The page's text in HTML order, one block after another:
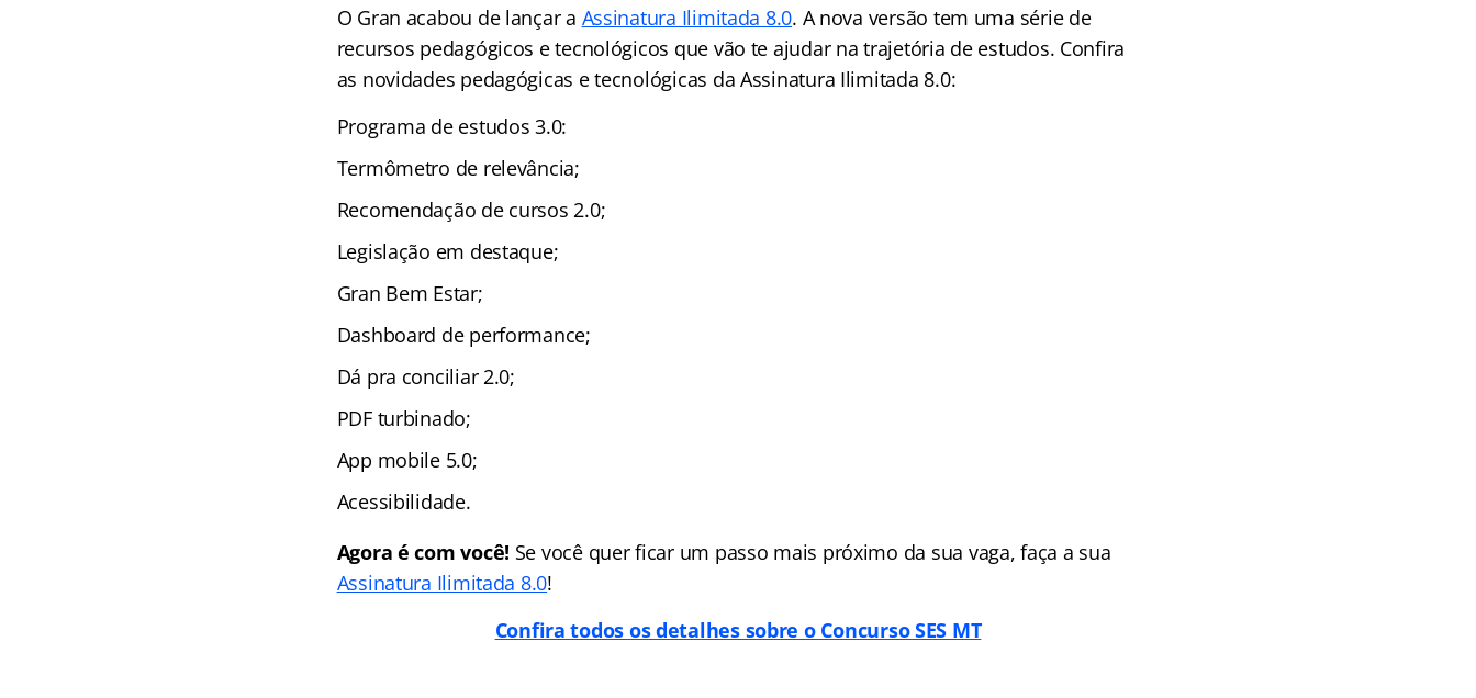
O Gran acabou de lançar a Assinatura Ilimitada 8.0. A nova versão tem uma série de
recursos pedagógicos e tecnológicos que vão te ajudar na trajetória de estudos. Confira
as novidades pedagógicas e tecnológicas da Assinatura Ilimitada 8.0:
Programa de estudos 3.0:
Termômetro de relevância;
Recomendação de cursos 2.0;
Legislação em destaque;
Gran Bem Estar;
Dashboard de performance;
Dá pra conciliar 2.0;
PDF turbinado;
App mobile 5.0;
Acessibilidade.
Agora é com você! Se você quer ficar um passo mais próximo da sua vaga, faça a sua
Assinatura Ilimitada 8.0!
Confira todos os detalhes sobre o Concurso SES MT